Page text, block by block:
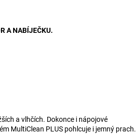
A NABÍJEČKU.
a vlhčích. Dokonce i nápojové
MultiClean PLUS pohlcuje i jemný prach.